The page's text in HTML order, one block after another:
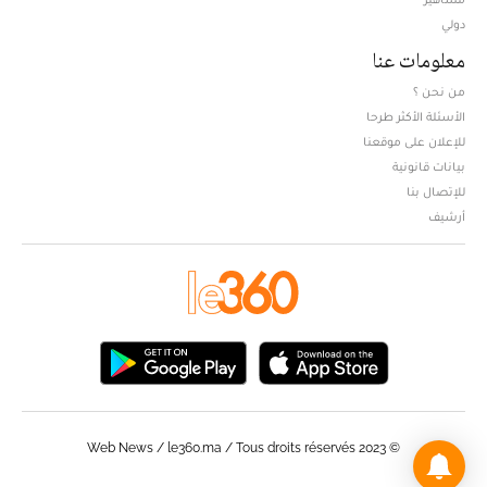
دولي
معلومات عنا
من نحن ؟
الأسئلة الأكثر طرحا
للإعلان على موقعنا
بيانات قانونية
للإتصال بنا
أرشيف
© Web News / le360.ma / Tous droits réservés 2023